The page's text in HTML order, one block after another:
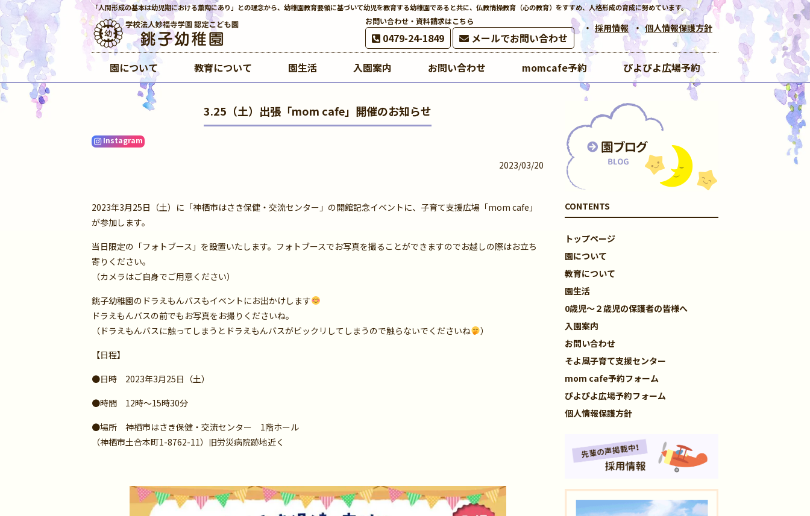
「人間形成の基本は幼児期における薫陶にあり」との理念から、幼稚園教育要領に基づいて幼児を教育する幼稚園であると共に、仏教情操教育（心の教育）をすすめ、人格形成の育成に努めています。
お問い合わせ・資料請求はこちら
0479-24-1849 メールでお問い合わせ
採用情報 個人情報保護方針
園について 教育について 園生活 入園案内 お問い合わせ momcafe予約 ぴよぴよ広場予約
3.25（土）出張「mom cafe」開催のお知らせ
Instagram
2023/03/20
2023年3月25日（土）に「神栖市はさき保健・交流センター」の開館記念イベントに、子育て支援広場「mom cafe」
が参加します。
当日限定の「フォトブース」を設置いたします。フォトブースでお写真を撮ることができますのでお越しの際はお立ち
寄りください。
（カメラはご自身でご用意ください）
銚子幼稚園のドラえもんバスもイベントにお出かけします
ドラえもんバスの前でもお写真をお撮りくださいね。
（ドラえもんバスに触ってしまうとドラえもんバスがビックリしてしまうので触らないでくださいね
）
【日程】
●日時 2023年3月25日（土）
●時間 12時～15時30分
●場所 神栖市はさき保健・交流センター 1階ホール
（神栖市土合本町1-8762-11）旧労災病院跡地近く
CONTENTS
トップページ
園について
教育について
園生活
0歳児～２歳児の保護者の皆様へ
入園案内
お問い合わせ
そよ風子育て支援センター
mom cafe予約フォーム
ぴよぴよ広場予約フォーム
個人情報保護方針